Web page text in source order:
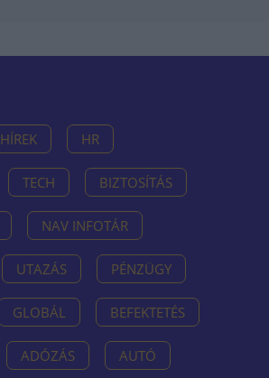
HÍREK HR
TECH BIZTOSÍTÁS
NAV INFOTÁR
UTAZÁS PÉNZÜGY
GLOBÁL BEFEKTETÉS
ADÓZÁS AUTÓ